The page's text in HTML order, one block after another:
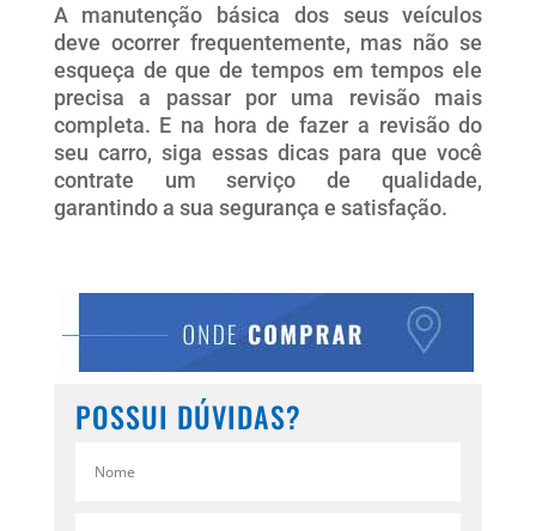
A manutenção básica dos seus veículos
deve ocorrer frequentemente, mas não se
esqueça de que de tempos em tempos ele
precisa a passar por uma revisão mais
completa. E na hora de fazer a revisão do
seu carro, siga essas dicas para que você
contrate um serviço de qualidade,
garantindo a sua segurança e satisfação.
POSSUI DÚVIDAS?